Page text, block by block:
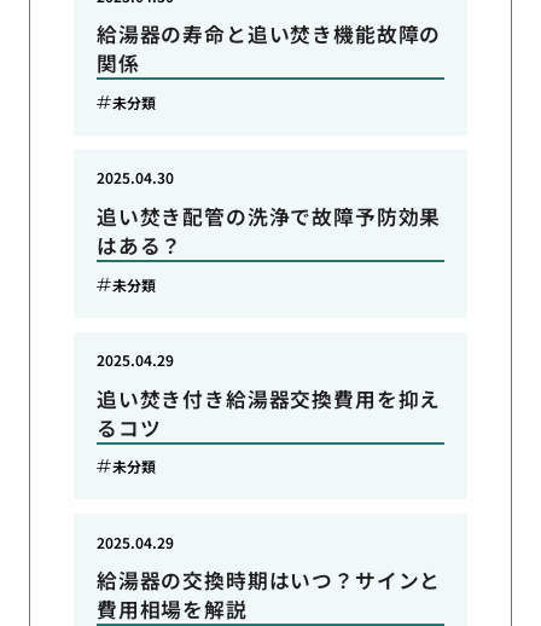
給湯器の寿命と追い焚き機能故障の
関係
未分類
追い焚き配管の洗浄で故障予防効果
はある？
2025.04.30
未分類
追い焚き付き給湯器交換費用を抑え
るコツ
2025.04.29
未分類
給湯器の交換時期はいつ？サインと
費用相場を解説
2025.04.29